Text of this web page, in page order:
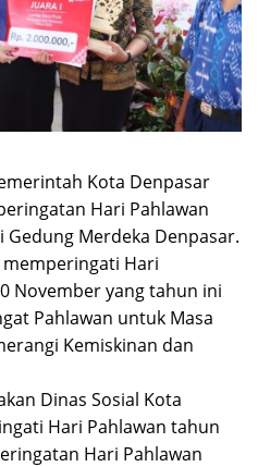
Kota Denpasar
Hari Pahlawan
Gedung Merdeka Denpasar.
Hari
November yang tahun ini
Pahlawan untuk Masa
Kemiskinan dan
Dinas Sosial Kota
Hari Pahlawan tahun
Hari Pahlawan